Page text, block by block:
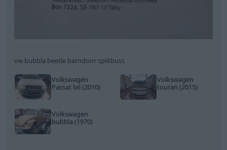
vw bubbla beetle barndoor splitbuss
Volkswagen
Passat b6 (2010)
Volkswagen
touran (2015)
Volkswagen
bubbla (1970)